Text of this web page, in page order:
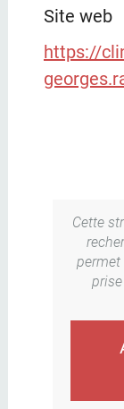
Site web
https://
Cette
permet